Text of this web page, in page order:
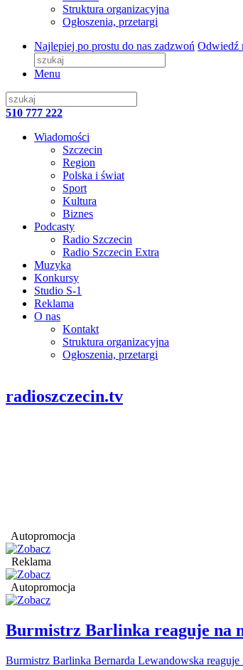
Struktura organizacyjna
Ogłoszenia, przetargi
Najlepiej po prostu do nas zadzwoń Odwiedź
Menu
510 777 222
Wiadomości
Szczecin
Region
Polska i świat
Sport
Kultura
Biznes
Podcasty
Radio Szczecin
Radio Szczecin Extra
Muzyka
Konkursy
Studio S-1
Reklama
O nas
Kontakt
Struktura organizacyjna
Ogłoszenia, przetargi
radioszczecin.tv
Autopromocja
Reklama
Autopromocja
Burmistrz Barlinka reaguje na
Burmistrz Barlinka Bernarda Lewandowska